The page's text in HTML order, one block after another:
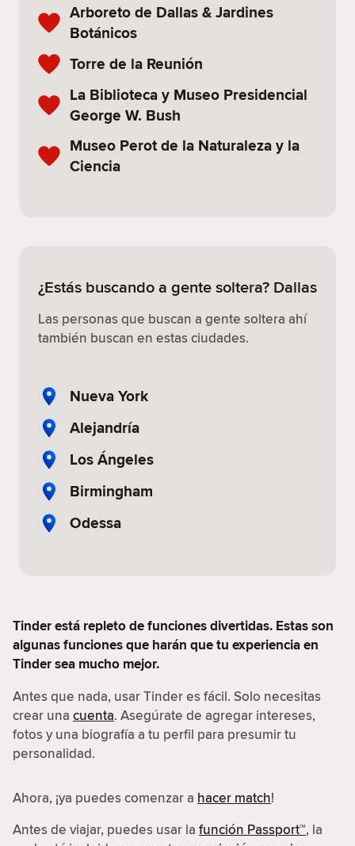
Arboreto de Dallas & Jardines
Botánicos
Torre de la Reunión
La Biblioteca y Museo Presidencial
George W. Bush
Museo Perot de la Naturaleza y la
Ciencia
¿Estás buscando a gente soltera? Dallas
Las personas que buscan a gente soltera ahí
también buscan en estas ciudades.
Nueva York
Alejandría
Los Ángeles
Birmingham
Odessa
Tinder está repleto de funciones divertidas. Estas son
algunas funciones que harán que tu experiencia en
Tinder sea mucho mejor.
Antes que nada, usar Tinder es fácil. Solo necesitas
crear una cuenta. Asegúrate de agregar intereses,
fotos y una biografía a tu perfil para presumir tu
personalidad.
Ahora, ¡ya puedes comenzar a hacer match!
Antes de viajar, puedes usar la función Passport™, la